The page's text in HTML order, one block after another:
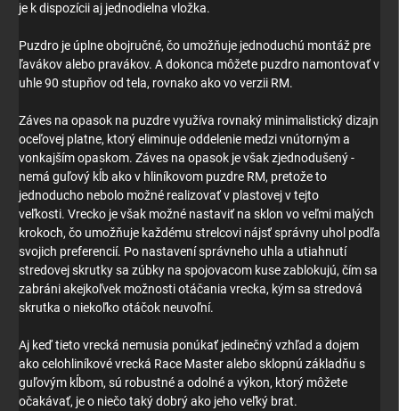
je k dispozícii aj jednodielna vložka.
Puzdro je úplne obojručné, čo umožňuje jednoduchú montáž pre
ľavákov alebo pravákov. A dokonca môžete puzdro namontovať v
uhle 90 stupňov od tela, rovnako ako vo verzii RM.
Záves na opasok na puzdre využíva rovnaký minimalistický dizajn
oceľovej platne, ktorý eliminuje oddelenie medzi vnútorným a
vonkajším opaskom. Záves na opasok je však zjednodušený -
nemá guľový kĺb ako v hliníkovom puzdre RM, pretože to
jednoducho nebolo možné realizovať v plastovej v tejto
veľkosti. Vrecko je však možné nastaviť na sklon vo veľmi malých
krokoch, čo umožňuje každému strelcovi nájsť správny uhol podľa
svojich preferencií. Po nastavení správneho uhla a utiahnutí
stredovej skrutky sa zúbky na spojovacom kuse zablokujú, čím sa
zabráni akejkoľvek možnosti otáčania vrecka, kým sa stredová
skrutka o niekoľko otáčok neuvoľní.
Aj keď tieto vrecká nemusia ponúkať jedinečný vzhľad a dojem
ako celohliníkové vrecká Race Master alebo sklopnú základňu s
guľovým kĺbom, sú robustné a odolné a výkon, ktorý môžete
očakávať, je o niečo taký dobrý ako jeho veľký brat.